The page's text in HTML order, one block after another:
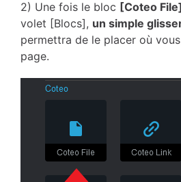
2) Une fois le bloc [Coteo File]
volet [Blocs], un simple
permettra de le placer où
page.